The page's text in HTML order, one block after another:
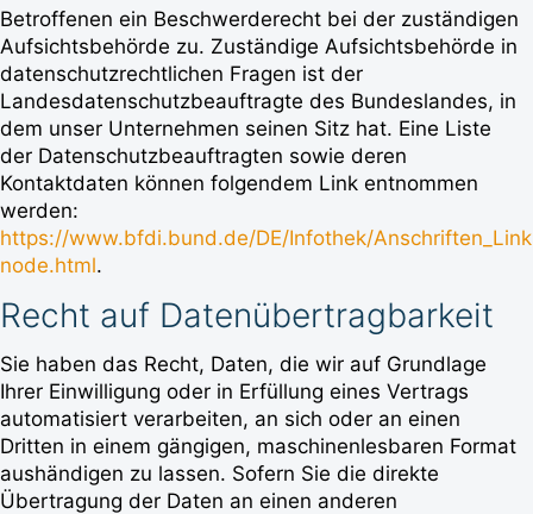
Betroffenen ein Beschwerderecht bei der zuständigen
Aufsichtsbehörde zu. Zuständige Aufsichtsbehörde in
datenschutzrechtlichen Fragen ist der
Landesdatenschutzbeauftragte des Bundeslandes, in
dem unser Unternehmen seinen Sitz hat. Eine Liste
der Datenschutzbeauftragten sowie deren
Kontaktdaten können folgendem Link entnommen
werden:
https://www.bfdi.bund.de/DE/Infothek/
node.html.
Recht auf Datenübertragbarkeit
Sie haben das Recht, Daten, die wir auf Grundlage
Ihrer Einwilligung oder in Erfüllung eines Vertrags
automatisiert verarbeiten, an sich oder an einen
Dritten in einem gängigen, maschinenlesbaren Format
aushändigen zu lassen. Sofern Sie die direkte
Übertragung der Daten an einen anderen